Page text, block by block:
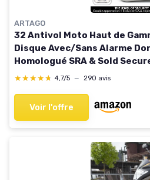
ARTAGO
32 Antivol Moto Haut de
Disque Avec/Sans Alarme
Homologué SRA & Sold
Perçage 5mm, Exclusif Triple
★★★★★
★★★★★ 4,7/5 — 290 avis
Voir l'offre